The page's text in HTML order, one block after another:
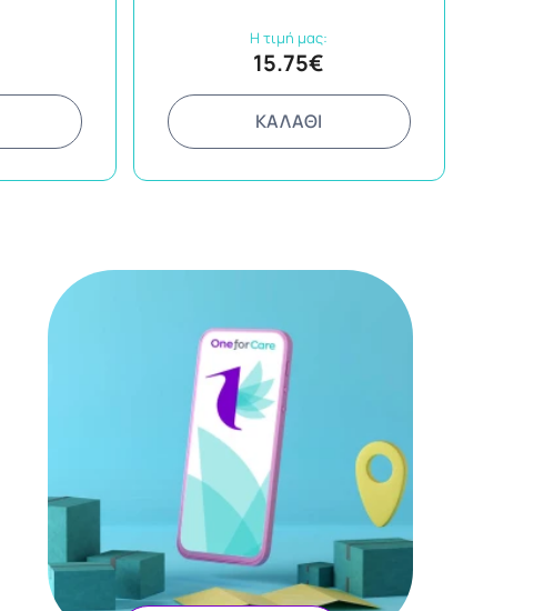
Η τιμή μας:
15.75€
ΚΑΛΑΘΙ